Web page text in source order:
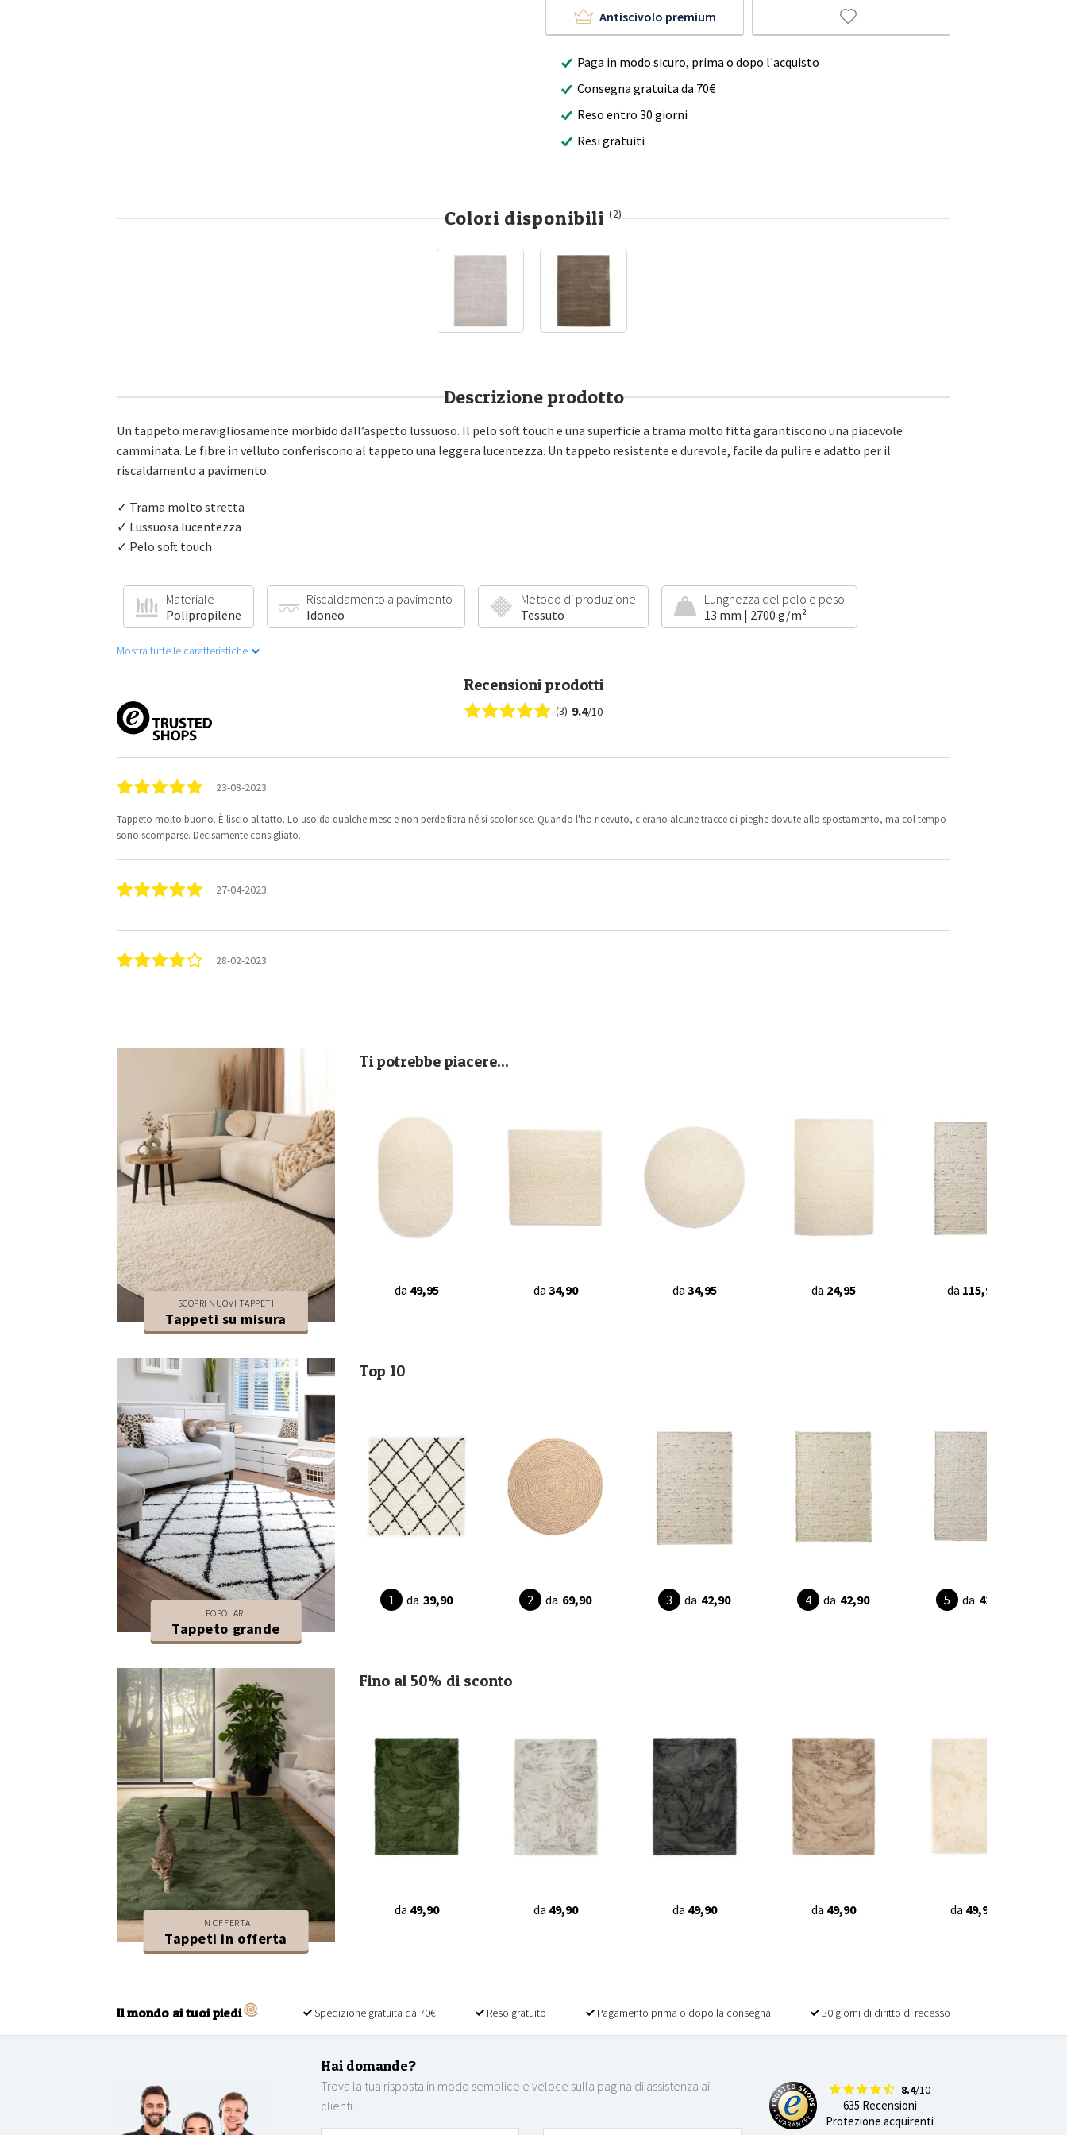
Antiscivolo premium
Paga in modo sicuro, prima o dopo l'acquisto
Consegna gratuita da 70€
Reso entro 30 giorni
Resi gratuiti
Colori disponibili (2)
Descrizione prodotto
Un tappeto meravigliosamente morbido dall’aspetto lussuoso. Il pelo soft touch e una superficie a trama molto fitta garantiscono una piacevole
camminata. Le fibre in velluto conferiscono al tappeto una leggera lucentezza. Un tappeto resistente e durevole, facile da pulire e adatto per il
riscaldamento a pavimento.
✓ Trama molto stretta
✓ Lussuosa lucentezza
✓ Pelo soft touch
Materiale
Polipropilene
Riscaldamento a pavimento
Idoneo
Metodo di produzione
Tessuto
Lunghezza del pelo e peso
13 mm | 2700 g/m²
Mostra tutte le caratteristiche
Recensioni prodotti
(3) 9.4/10
23-08-2023
Tappeto molto buono. È liscio al tatto. Lo uso da qualche mese e non perde fibra né si scolorisce. Quando l'ho ricevuto, c'erano alcune tracce di pieghe dovute allo spostamento, ma col tempo
sono scomparse. Decisamente consigliato.
27-04-2023
28-02-2023
SCOPRI NUOVI TAPPETI
Tappeti su misura
Ti potrebbe piacere...
da 49,95 da 34,90 da 34,95 da 24,95 da 115,90
POPOLARI
Tappeto grande
Top 10
da 39,90 da 69,90 da 42,90 da 42,90 da 42,90
IN OFFERTA
Tappeti in offerta
Fino al 50% di sconto
da 49,90 da 49,90 da 49,90 da 49,90 da 49,90
Il mondo ai tuoi piedi Spedizione gratuita da 70€ Reso gratuito Pagamento prima o dopo la consegna 30 giorni di diritto di recesso
Hai domande?
Trova la tua risposta in modo semplice e veloce sulla pagina di assistenza ai
clienti.
8.4/10
635 Recensioni
Protezione acquirenti